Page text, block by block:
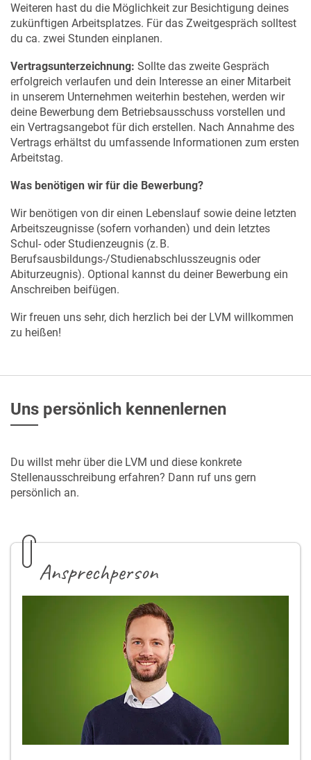
Weiteren hast du die Möglichkeit zur Besichtigung deines
zukünftigen Arbeitsplatzes. Für das Zweitgespräch solltest
du ca. zwei Stunden einplanen.
Vertragsunterzeichnung: Sollte das zweite Gespräch
erfolgreich verlaufen und dein Interesse an einer Mitarbeit
in unserem Unternehmen weiterhin bestehen, werden wir
deine Bewerbung dem Betriebsausschuss vorstellen und
ein Vertragsangebot für dich erstellen. Nach Annahme des
Vertrags erhältst du umfassende Informationen zum ersten
Arbeitstag.
Was benötigen wir für die Bewerbung?
Wir benötigen von dir einen Lebenslauf sowie deine letzten
Arbeitszeugnisse (sofern vorhanden) und dein letztes
Schul- oder Studienzeugnis (z. B.
Berufsausbildungs‑/Studienabschlusszeugnis oder
Abiturzeugnis). Optional kannst du deiner Bewerbung ein
Anschreiben beifügen.
Wir freuen uns sehr, dich herzlich bei der LVM willkommen
zu heißen!
Uns persönlich kennenlernen
Du willst mehr über die LVM und diese konkrete
Stellenausschreibung erfahren? Dann ruf uns gern
persönlich an.
Ansprechperson